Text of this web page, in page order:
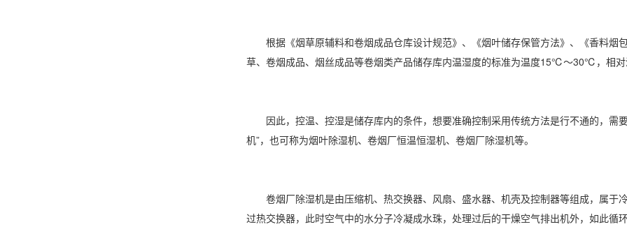
根据《烟草原辅料和卷烟成品仓库设计规范》、《烟叶储存保管方法》、《香料烟
草、卷烟成品、烟丝成品等卷烟类产品储存库内温湿度的标准为温度15℃～30℃， 相
因此，控温、控湿是储存库内的条件，想要准确控制采用传统方法是行不通的，需
机”，也可称为烟叶除湿机、卷烟厂恒温恒湿机、卷烟厂除湿机等。
卷烟厂除湿机是由压缩机、热交换器、风扇、盛水器、机壳及控制器等组成，属于
过热交换器，此时空气中的水分子冷凝成水珠，处理过后的干燥空气排出机外，如此